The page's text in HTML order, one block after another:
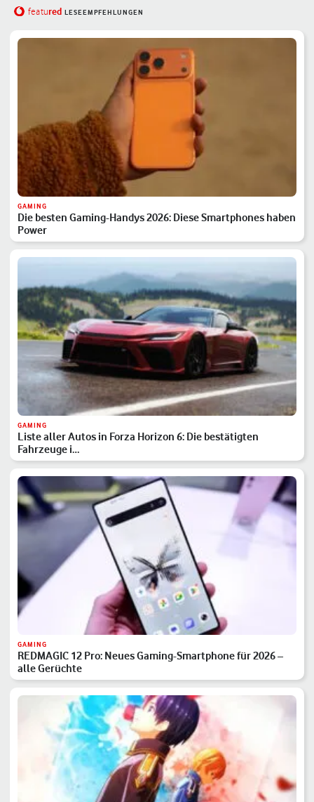
featured LESEEMPFEHLUNGEN
GAMING
Die besten Gaming-Handys 2026: Diese Smartphones haben
Power
GAMING
Liste aller Autos in Forza Horizon 6: Die bestätigten
Fahrzeuge i…
GAMING
REDMAGIC 12 Pro: Neues Gaming-Smartphone für 2026 –
alle Gerüchte